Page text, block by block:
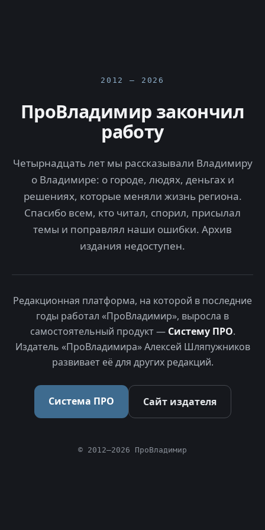
2012 — 2026
ПроВладимир закончил
работу
Четырнадцать лет мы рассказывали Владимиру
о Владимире: о городе, людях, деньгах и
решениях, которые меняли жизнь региона.
Спасибо всем, кто читал, спорил, присылал
темы и поправлял наши ошибки. Архив
издания недоступен.
Редакционная платформа, на которой в последние
годы работал «ПроВладимир», выросла в
самостоятельный продукт — Систему ПРО.
Издатель «ПроВладимира» Алексей Шляпужников
развивает её для других редакций.
Система ПРО Сайт издателя
© 2012–2026 ПроВладимир